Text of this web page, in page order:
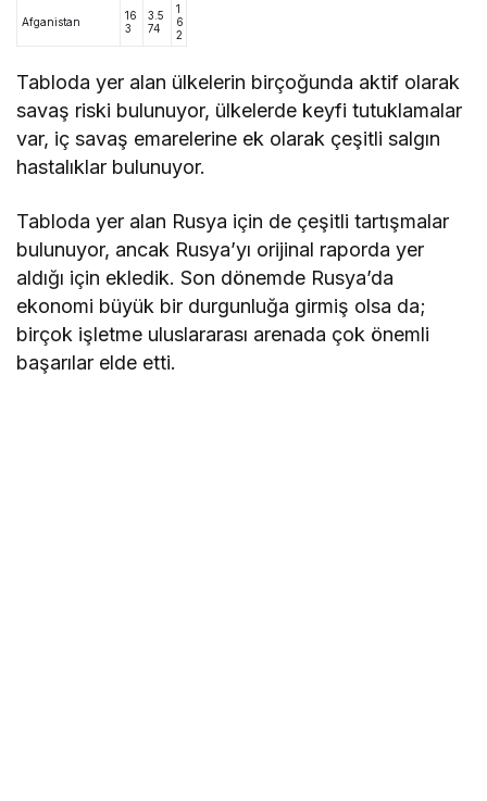
Afganistan
16
3
3.5
74
1
6
2
Tabloda yer alan ülkelerin birçoğunda aktif olarak
savaş riski bulunuyor, ülkelerde keyfi tutuklamalar
var, iç savaş emarelerine ek olarak çeşitli salgın
hastalıklar bulunuyor.
Tabloda yer alan Rusya için de çeşitli tartışmalar
bulunuyor, ancak Rusya’yı orijinal raporda yer
aldığı için ekledik. Son dönemde Rusya’da
ekonomi büyük bir durgunluğa girmiş olsa da;
birçok işletme uluslararası arenada çok önemli
başarılar elde etti.